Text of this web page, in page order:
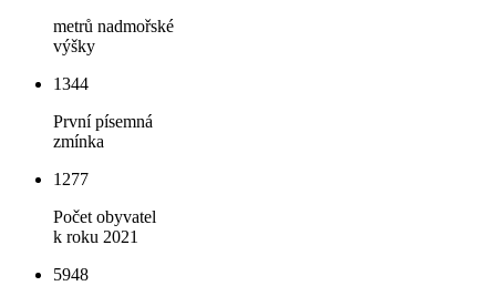
metrů nadmořské
výšky
1344
První písemná
zmínka
1277
Počet obyvatel
k roku 2021
5948